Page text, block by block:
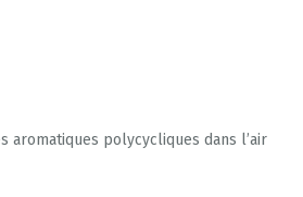
aromatiques polycycliques dans l’air